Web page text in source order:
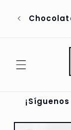
al contenido
directamente